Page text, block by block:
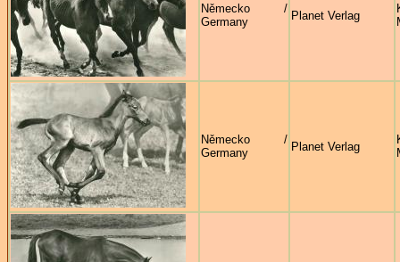
Německo /
Germany
Planet Verlag
Německo /
Germany
Planet Verlag